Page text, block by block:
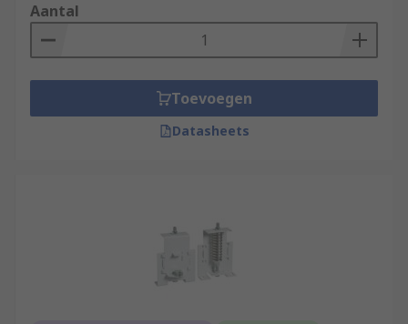
Aantal
Toevoegen
Datasheets